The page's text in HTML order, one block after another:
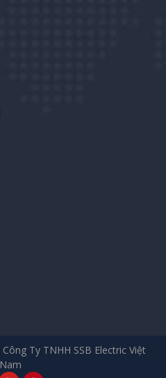
Công Ty TNHH SSB Electric Việt
Nam